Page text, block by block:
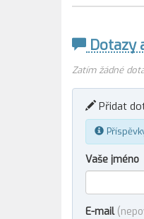
Dotazy
Zatím žádné
Přidat
Vaše jméno
E-mail